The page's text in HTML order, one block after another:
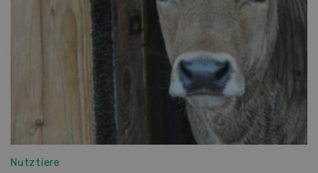
Nutztiere